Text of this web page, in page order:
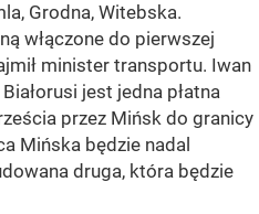
Grodna, Witebska.
włączone do pierwszej
minister transportu. Iwan
jest jedna płatna
przez Mińsk do granicy
Mińska będzie nadal
druga, która będzie